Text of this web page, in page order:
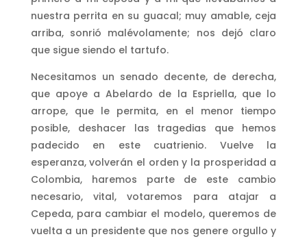
nuestra perrita en su guacal; muy amable, ceja
arriba, sonrió malévolamente; nos dejó claro
que sigue siendo el tartufo.
Necesitamos un senado decente, de derecha,
que apoye a Abelardo de la Espriella, que lo
arrope, que le permita, en el menor tiempo
posible, deshacer las tragedias que hemos
padecido en este cuatrienio. Vuelve la
esperanza, volverán el orden y la prosperidad a
Colombia, haremos parte de este cambio
necesario, vital, votaremos para atajar a
Cepeda, para cambiar el modelo, queremos de
vuelta a un presidente que nos genere orgullo y